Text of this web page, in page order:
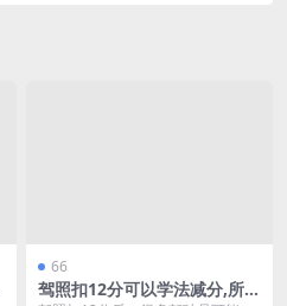
66
驾照扣12分可以学法减分,所有